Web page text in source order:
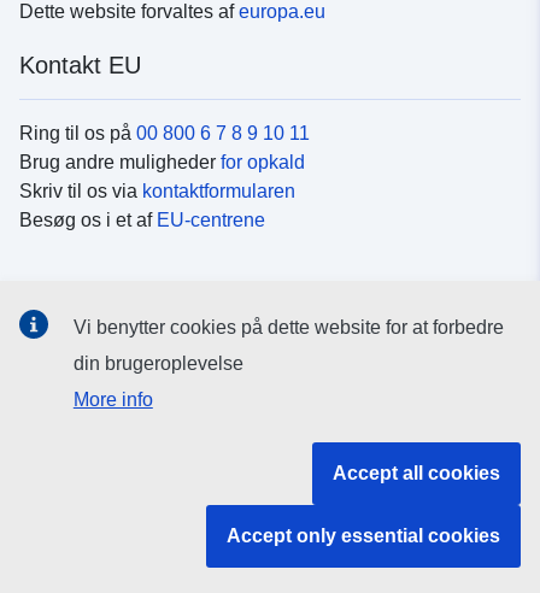
Dette website forvaltes afeuropa.eu
Kontakt EU
Ring til os på 00 800 6 7 8 9 10 11
Brug andre muligheder for opkald
Skriv til os via kontaktformularen
Besøg os i et af EU-centrene
Søg efter EU's sider påsociale medier
EU-institutioner og -organer
Vi benytter cookies på dette website for at forbedre
din brugeroplevelse
More info
Accept all cookies
Accept only essential cookies